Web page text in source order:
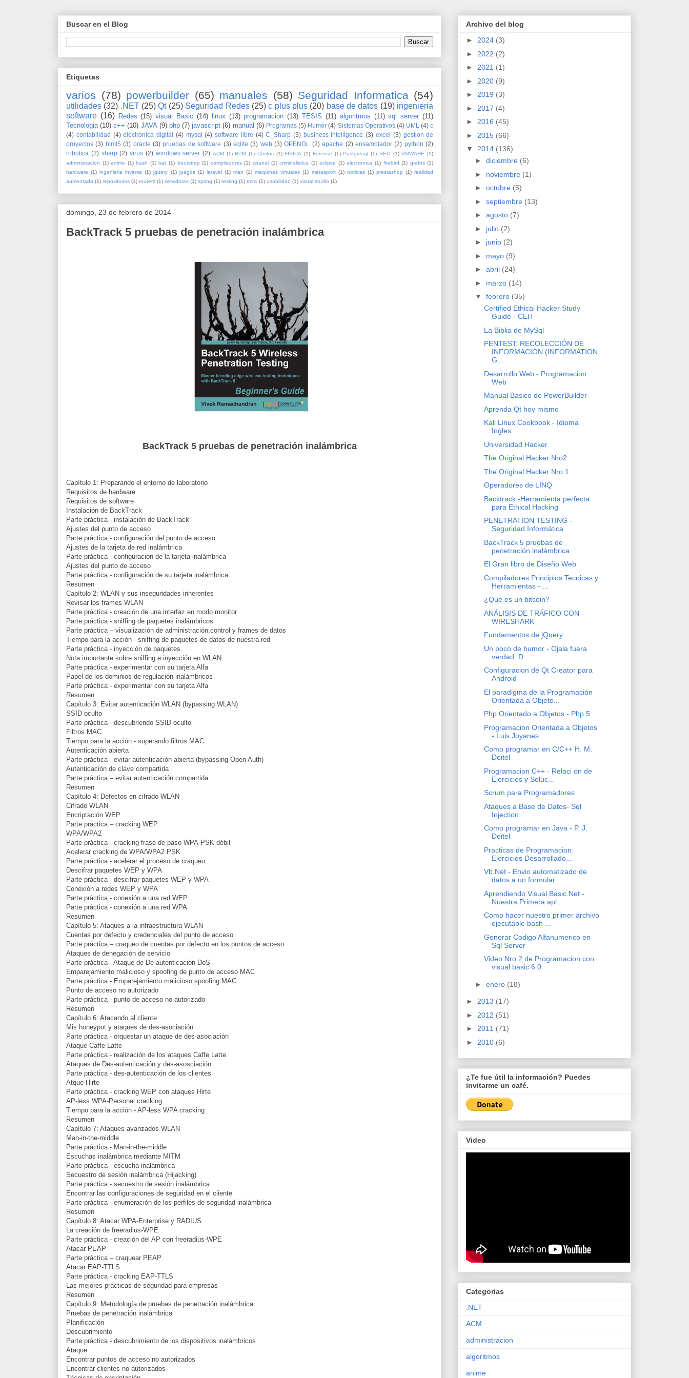
Buscar en el Blog
Etiquetas
varios (78) powerbuilder (65) manuales (58) Seguridad Informatica (54)
utilidades (32) .NET (25) Qt (25) Seguridad Redes (25) c plus plus (20) base de datos (19) ingenieria
software (16) Redes (15) visual Basic (14) linux (13) programacion (13) TESIS (11) algoritmos (11) sql server (11)
Tecnologia (10) c++ (10) JAVA (9) php (7) javascript (6) manual (6) Programas (5) Humor (4) Sistemas Operativos (4) UML (4) c
(4) contabilidad (4) electronica digital (4) mysql (4) software libre (4) C_Sharp (3) business intelligence (3) excel (3) gestion de
proyectos (3) html5 (3) oracle (3) pruebas de software (3) sqlite (3) web (3) OPENGL (2) apache (2) ensamblador (2) python (2)
robotica (2) sharp (2) virus (2) windows server (2) ACM (1) BPM (1) Costos (1) FISICA (1) Forense (1) Postgresql (1) SEO (1) VMWARE (1)
administracion (1) anime (1) bash (1) bat (1) bootstrap (1) compiladores (1) cpanel (1) criminalistica (1) eclipse (1) electronica (1) firebird (1) grafos (1)
hardware (1) ingenieria inversa (1) jquery (1) juegos (1) laravel (1) man (1) maquinas virtuales (1) metasploit (1) noticias (1) prestashop (1) realidad
aumentada (1) repositorios (1) routers (1) servidores (1) spring (1) testing (1) tmmi (1) usabilidad (1) visual studio (1)
domingo, 23 de febrero de 2014
BackTrack 5 pruebas de penetración inalámbrica
BackTrack 5 pruebas de penetración inalámbrica
Capítulo 1: Preparando el entorno de laboratorio
Requisitos de hardware
Requisitos de software
Instalación de BackTrack
Parte práctica - instalación de BackTrack
Ajustes del punto de acceso
Parte práctica - configuración del punto de acceso
Ajustes de la tarjeta de red inalámbrica
Parte práctica - configuración de la tarjeta inalámbrica
Ajustes del punto de acceso
Parte práctica - configuración de su tarjeta inalámbrica
Resumen
Capítulo 2: WLAN y sus inseguridades inherentes
Revisar los frames WLAN
Parte práctica - creación de una interfaz en modo monitor
Parte práctica - sniffing de paquetes inalámbricos
Parte práctica – visualización de administración,control y frames de datos
Tiempo para la acción - sniffing de paquetes de datos de nuestra red
Parte práctica - inyección de paquetes
Nota importante sobre sniffing e inyección en WLAN
Parte práctica - experimentar con su tarjeta Alfa
Papel de los dominios de regulación inalámbricos
Parte práctica - experimentar con su tarjeta Alfa
Resumen
Capítulo 3: Evitar autenticación WLAN (bypassing WLAN)
SSID oculto
Parte práctica - descubriendo SSID oculto
Filtros MAC
Tiempo para la acción - superando filtros MAC
Autenticación abierta
Parte práctica - evitar autenticación abierta (bypassing Open Auth)
Autenticación de clave compartida
Parte práctica – evitar autenticación compartida
Resumen
Capítulo 4: Defectos en cifrado WLAN
Cifrado WLAN
Encriptación WEP
Parte práctica – cracking WEP
WPA/WPA2
Parte práctica - cracking frase de paso WPA-PSK débil
Acelerar cracking de WPA/WPA2 PSK
Parte práctica - acelerar el proceso de craqueo
Descifrar paquetes WEP y WPA
Parte práctica - descifrar paquetes WEP y WPA
Conexión a redes WEP y WPA
Parte práctica - conexión a una red WEP
Parte práctica - conexión a una red WPA
Resumen
Capítulo 5: Ataques a la infraestructura WLAN
Cuentas por defecto y credenciales del punto de acceso
Parte práctica – craqueo de cuentas por defecto en los puntos de acceso
Ataques de denegación de servicio
Parte práctica - Ataque de De-autenticación DoS
Emparejamiento malicioso y spoofing de punto de acceso MAC
Parte práctica - Emparejamiento malicioso spoofing MAC
Punto de acceso no autorizado
Parte práctica - punto de acceso no autorizado
Resumen
Capítulo 6: Atacando al cliente
Mis honeypot y ataques de des-asociación
Parte práctica - orquestar un ataque de des-asociación
Ataque Caffe Latte
Parte práctica - realización de los ataques Caffe Latte
Ataques de Des-autenticación y des-asosciación
Parte práctica - des-autenticación de los clientes
Atque Hirte
Parte práctica - cracking WEP con ataques Hirte
AP-less WPA-Personal cracking
Tiempo para la acción - AP-less WPA cracking
Resumen
Capítulo 7: Ataques avanzados WLAN
Man-in-the-middle
Parte práctica - Man-in-the-middle
Escuchas inalámbrica mediante MITM
Parte práctica - escucha inalámbrica
Secuestro de sesión inalámbrica (Hijacking)
Parte práctica - secuestro de sesión inalámbrica
Encontrar las configuraciones de seguridad en el cliente
Parte práctica - enumeración de los perfiles de seguridad inalámbrica
Resumen
Capítulo 8: Atacar WPA-Enterprise y RADIUS
La creación de freeradius-WPE
Parte práctica - creación del AP con freeradius-WPE
Atacar PEAP
Parte práctica – craquear PEAP
Atacar EAP-TTLS
Parte práctica - cracking EAP-TTLS
Las mejores prácticas de seguridad para empresas
Resumen
Capítulo 9: Metodología de pruebas de penetración inalámbrica
Pruebas de penetración inalámbrica
Planificación
Descubrimiento
Parte práctica - descubrimiento de los dispositivos inalámbricos
Ataque
Encontrar puntos de acceso no autorizados
Encontrar clientes no autorizados
Archivo del blog
► 2024 (3)
► 2022 (2)
► 2021 (1)
► 2020 (9)
► 2019 (3)
► 2017 (4)
► 2016 (45)
► 2015 (66)
▼ 2014 (136)
► diciembre (6)
► noviembre (1)
► octubre (5)
► septiembre (13)
► agosto (7)
► julio (2)
► junio (2)
► mayo (9)
► abril (24)
► marzo (14)
▼ febrero (35)
Certified Ethical Hacker Study
Guide - CEH
La Biblia de MySql
PENTEST: RECOLECCIÓN DE
INFORMACIÓN (INFORMATION
G...
Desarrollo Web - Programacion
Web
Manual Basico de PowerBuilder
Aprenda Qt hoy mismo
Kali Linux Cookbook - Idioma
Ingles
Universidad Hacker
The Original Hacker Nro2
The Original Hacker Nro 1
Operadores de LINQ
Backtrack -Herramienta perfecta
para Ethical Hacking
PENETRATION TESTING -
Seguridad Informática
BackTrack 5 pruebas de
penetración inalámbrica
El Gran libro de Diseño Web
Compiladores Principios Tecnicas y
Herramientas - ...
¿Que es un bitcoin?
ANÁLISIS DE TRÁFICO CON
WIRESHARK
Fundamentos de jQuery
Un poco de humor - Ojala fuera
verdad :D
Configuracion de Qt Creator para
Android
El paradigma de la Programación
Orientada a Objeto...
Php Orientado a Objetos - Php 5
Programacion Orientada a Objetos
- Luis Joyanes
Como programar en C/C++ H. M.
Deitel
Programacion C++ - Relaci on de
Ejercicios y Soluc...
Scrum para Programadores
Ataques a Base de Datos- Sql
Injection
Como programar en Java - P. J.
Deitel
Practicas de Programacion:
Ejercicios Desarrollado...
Vb.Net - Envio automatizado de
datos a un formular...
Aprendiendo Visual Basic.Net -
Nuestra Primera apl...
Como hacer nuestro primer archivo
ejecutable bash ...
Generar Codigo Alfanumerico en
Sql Server
Video Nro 2 de Programacion con
visual basic 6.0
► enero (18)
► 2013 (17)
► 2012 (51)
► 2011 (71)
► 2010 (6)
¿Te fue útil la información? Puedes
invitarme un café.
Video
Categorias
.NET
ACM
administracion
algoritmos
anime